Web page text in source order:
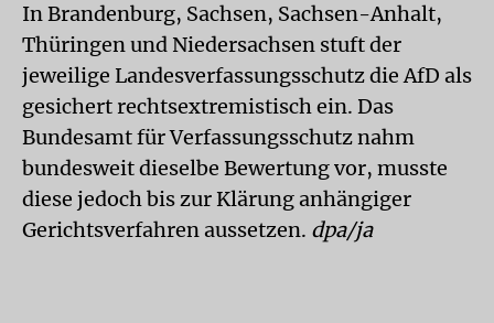
In Brandenburg, Sachsen, Sachsen-Anhalt,
Thüringen und Niedersachsen stuft der
jeweilige Landesverfassungsschutz die AfD als
gesichert rechtsextremistisch ein. Das
Bundesamt für Verfassungsschutz nahm
bundesweit dieselbe Bewertung vor, musste
diese jedoch bis zur Klärung anhängiger
Gerichtsverfahren aussetzen. dpa/ja